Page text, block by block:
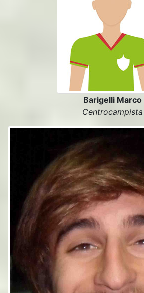
Barigelli Marco
Centrocampista